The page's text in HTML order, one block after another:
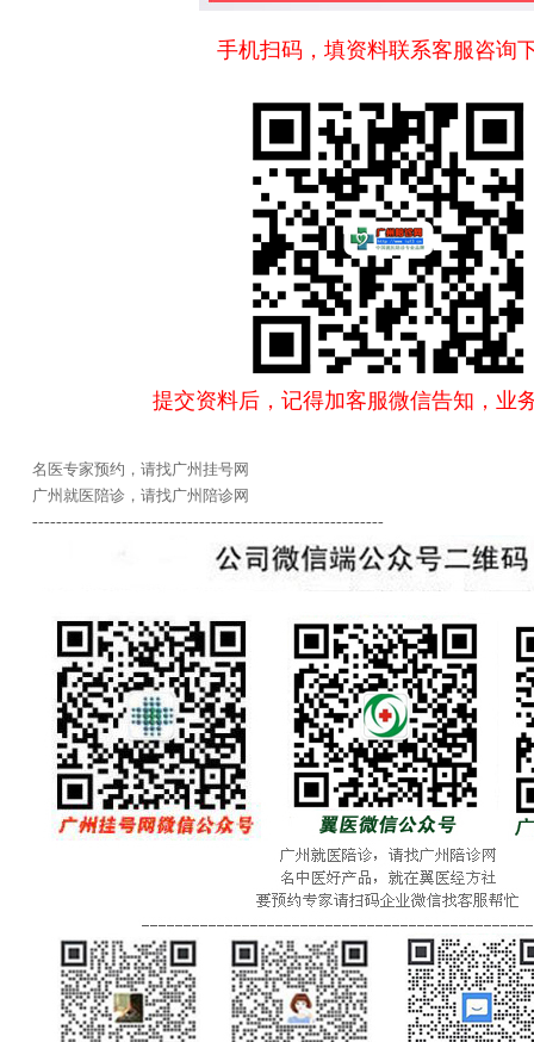
手机扫码，填资料联系客服咨询
提交资料后，记得加客服微信告知，业
名医专家预约，请找广州挂号网
广州就医陪诊，请找广州陪诊网
-----------------------------------------------------------